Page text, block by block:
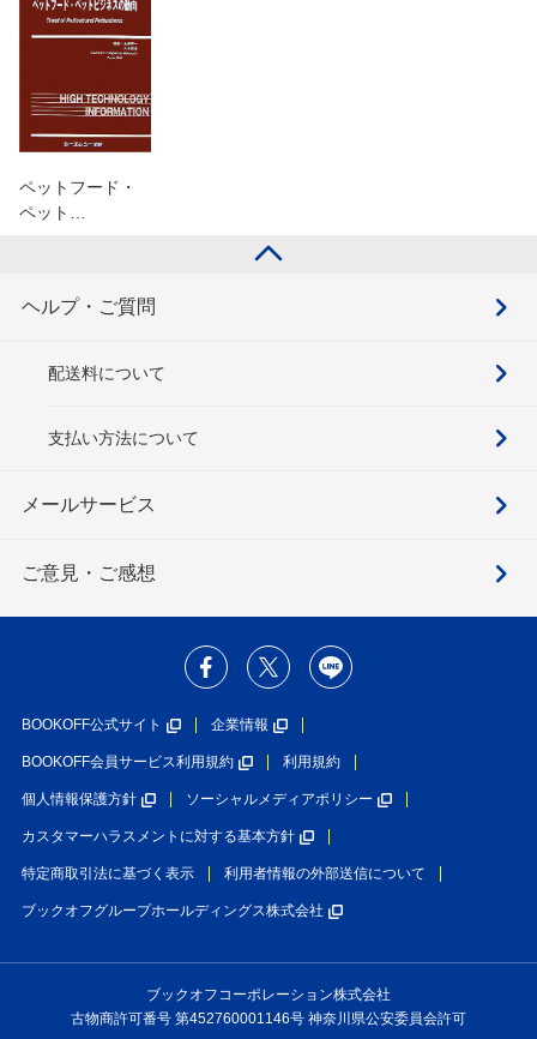
ペットフード・
ペット…
ヘルプ・ご質問
配送料について
支払い方法について
メールサービス
ご意見・ご感想
BOOKOFF公式サイト 企業情報
BOOKOFF会員サービス利用規約 利用規約
個人情報保護方針 ソーシャルメディアポリシー
カスタマーハラスメントに対する基本方針
特定商取引法に基づく表示 利用者情報の外部送信について
ブックオフグループホールディングス株式会社
ブックオフコーポレーション株式会社
古物商許可番号 第452760001146号 神奈川県公安委員会許可